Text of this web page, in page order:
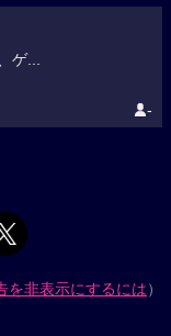
ゲ...
-
を非表示にするには）